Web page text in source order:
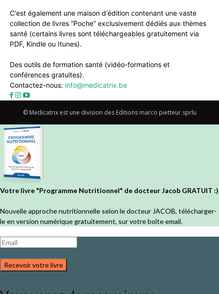
C'est également une maison d'édition contenant une vaste
collection de livres “Poche” exclusivement dédiés aux thèmes
santé (certains livres sont téléchargeables gratuitement via
PDF, Kindle ou Itunes).
Des outils de formation santé (vidéo-formations et
conférences gratuites).
Contactez-nous: info@medicatrix.be
© Medicatrix est une division des Editions marco pietteur sprlu
Votre livre "Programme Nutritionnel" de docteur Jacob GRATUIT :)
Nouvelle approche nutritionnelle selon le docteur JACOB, télécharger-
le en version numérique gratuitement, sur votre boîte email.
Recevoir votre livre